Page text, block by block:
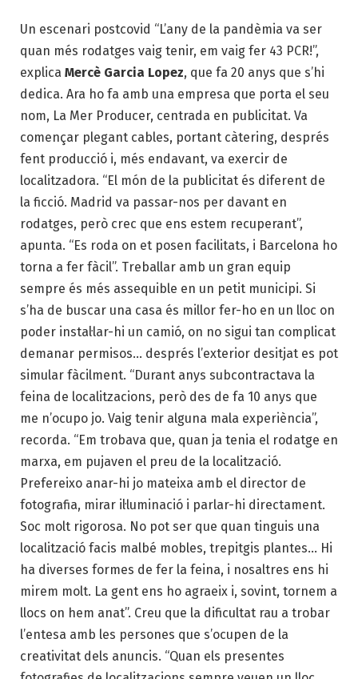
Un escenari postcovid “L’any de la pandèmia va ser
quan més rodatges vaig tenir, em vaig fer 43 PCR!”,
explica Mercè Garcia Lopez, que fa 20 anys que s’hi
dedica. Ara ho fa amb una empresa que porta el seu
nom, La Mer Producer, centrada en publicitat. Va
començar plegant cables, portant càtering, després
fent producció i, més endavant, va exercir de
localitzadora. “El món de la publicitat és diferent de
la ficció. Madrid va passar-nos per davant en
rodatges, però crec que ens estem recuperant”,
apunta. “Es roda on et posen facilitats, i Barcelona ho
torna a fer fàcil”. Treballar amb un gran equip
sempre és més assequible en un petit municipi. Si
s’ha de buscar una casa és millor fer-ho en un lloc on
poder instal·lar-hi un camió, on no sigui tan complicat
demanar permisos… després l’exterior desitjat es pot
simular fàcilment. “Durant anys subcontractava la
feina de localitzacions, però des de fa 10 anys que
me n’ocupo jo. Vaig tenir alguna mala experiència”,
recorda. “Em trobava que, quan ja tenia el rodatge en
marxa, em pujaven el preu de la localització.
Prefereixo anar-hi jo mateixa amb el director de
fotografia, mirar il·luminació i parlar-hi directament.
Soc molt rigorosa. No pot ser que quan tinguis una
localització facis malbé mobles, trepitgis plantes… Hi
ha diverses formes de fer la feina, i nosaltres ens hi
mirem molt. La gent ens ho agraeix i, sovint, tornem a
llocs on hem anat”. Creu que la dificultat rau a trobar
l’entesa amb les persones que s’ocupen de la
creativitat dels anuncis. “Quan els presentes